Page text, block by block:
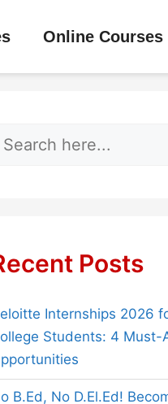
Online Courses
Search
Posts
Internships 2026
Students: 4 Must-
B.Ed, No D.El.Ed!